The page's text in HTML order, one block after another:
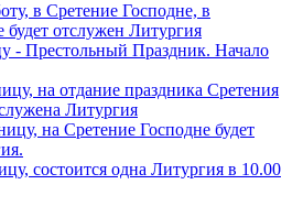
в Сретение Господне, в
отслужен Литургия
- Престольный Праздник. Начало
на отдание праздника Сретения
Литургия
на Сретение Господне будет
состоится одна Литургия в 10.00